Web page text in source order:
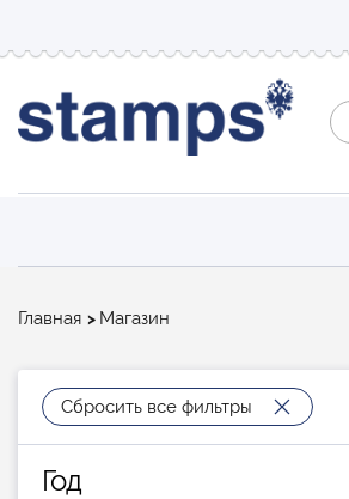
Строка
Главная Магазин
Сбросить все фильтры
Год